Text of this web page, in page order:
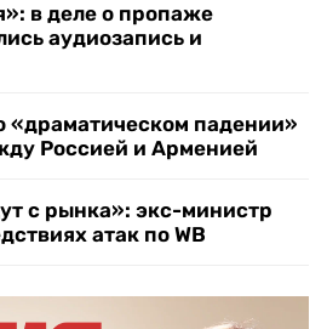
в деле о пропаже
аудиозапись и
«драматическом падении»
Россией и Арменией
с рынка»: экс-министр
атак по WB